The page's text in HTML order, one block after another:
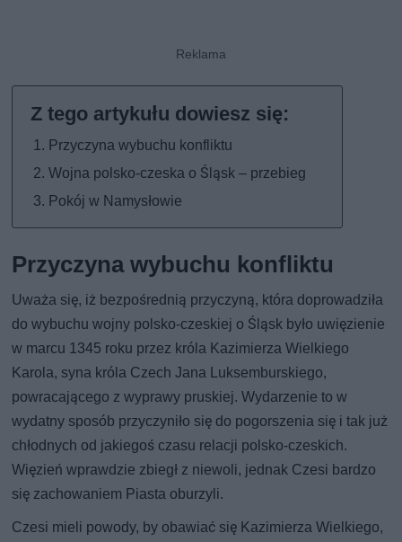
Przyczyna wybuchu konfliktu
Wojna polsko-czeska o Śląsk – przebieg
Pokój w Namysłowie
Przyczyna wybuchu konfliktu
Uważa się, iż bezpośrednią przyczyną, która doprowadziła
do wybuchu wojny polsko-czeskiej o Śląsk było uwięzienie
w marcu 1345 roku przez króla Kazimierza Wielkiego
Karola, syna króla Czech Jana Luksemburskiego,
powracającego z wyprawy pruskiej. Wydarzenie to w
wydatny sposób przyczyniło się do pogorszenia się i tak już
chłodnych od jakiegoś czasu relacji polsko-czeskich.
Więzień wprawdzie zbiegł z niewoli, jednak Czesi bardzo
się zachowaniem Piasta oburzyli.
Czesi mieli powody, by obawiać się Kazimierza Wielkiego,